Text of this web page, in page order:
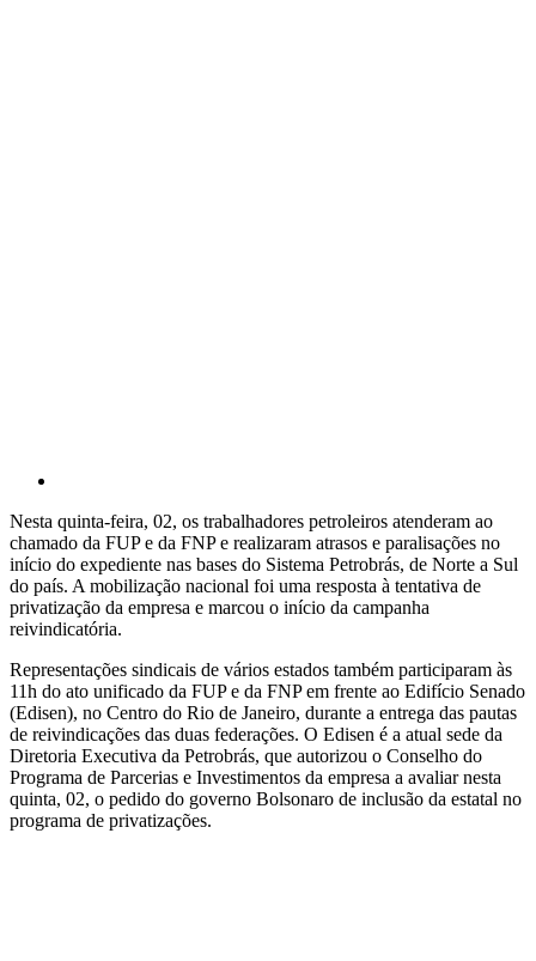
Nesta quinta-feira, 02, os trabalhadores petroleiros atenderam ao
chamado da FUP e da FNP e realizaram atrasos e paralisações no
início do expediente nas bases do Sistema Petrobrás, de Norte a Sul
do país. A mobilização nacional foi uma resposta à tentativa de
privatização da empresa e marcou o início da campanha
reivindicatória.
Representações sindicais de vários estados também participaram às
11h do ato unificado da FUP e da FNP em frente ao Edifício Senado
(Edisen), no Centro do Rio de Janeiro, durante a entrega das pautas
de reivindicações das duas federações. O Edisen é a atual sede da
Diretoria Executiva da Petrobrás, que autorizou o Conselho do
Programa de Parcerias e Investimentos da empresa a avaliar nesta
quinta, 02, o pedido do governo Bolsonaro de inclusão da estatal no
programa de privatizações.